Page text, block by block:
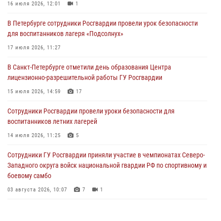
03 августа 2026, 10:07
В Ленобласти сотрудники ОМОН Росгвардии оказали содействие
полиции в проведении профилактического мероприятия
03 августа 2026, 09:16
В Петербурге сотрудники Росгвардии обеспечили правопорядок в
День Воздушно-десантных войск
02 августа 2026, 19:30 10
Сотрудники Росгвардии на Пушкинской улице задержали двух
граждан, подозреваемых в попытке поджога одного из баров в
центре города
16 июля 2026, 12:01 1
В Петербурге сотрудники Росгвардии провели урок безопасности
для воспитанников лагеря «Подсолнух»
17 июля 2026, 11:27
В Санкт-Петербурге отметили день образования Центра
лицензионно-разрешительной работы ГУ Росгвардии
15 июля 2026, 14:59 17
Сотрудники Росгвардии провели уроки безопасности для
воспитанников летних лагерей
14 июля 2026, 11:25 5
Сотрудники ГУ Росгвардии приняли участие в чемпионатах Северо-
Западного округа войск национальной гвардии РФ по спортивному и
боевому самбо
03 августа 2026, 10:07 7 1